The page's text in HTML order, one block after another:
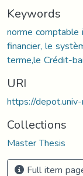
Keywords
norme
financier, le
terme,le Crédit-
URI
https://
Collections
Master Thesis
Full item